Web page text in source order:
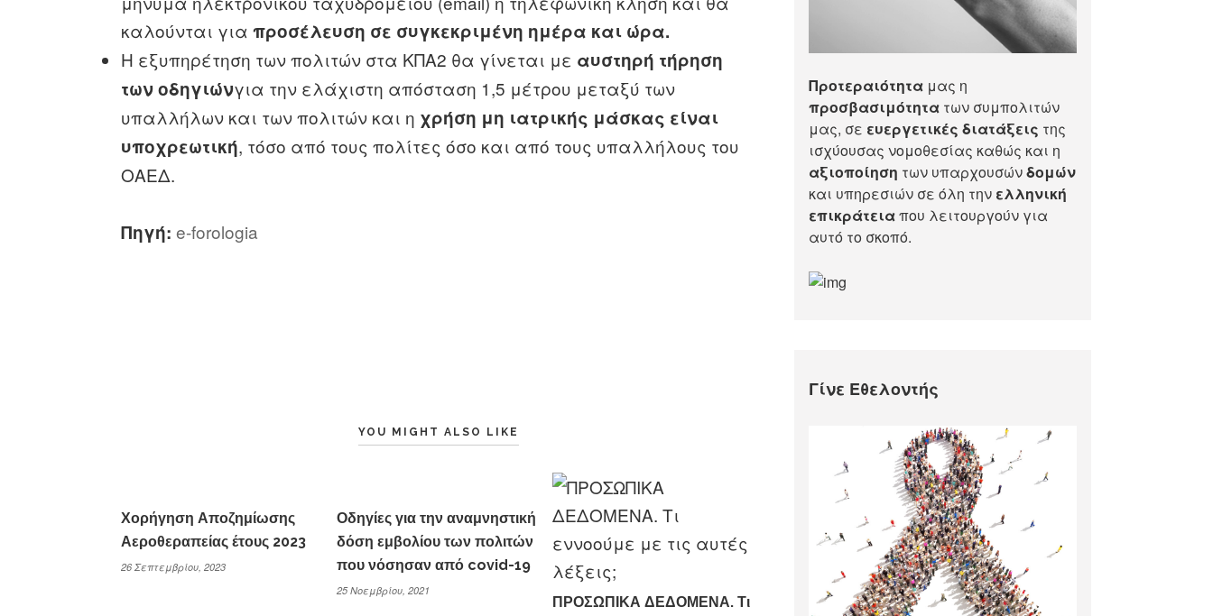
καλούνται γιαπροσέλευση σε συγκεκριμένη ημέρα και ώρα.
Η εξυπηρέτηση των πολιτών στα ΚΠΑ2 θα γίνεται με αυστηρή τήρηση
των οδηγιώνγια την ελάχιστη απόσταση 1,5 μέτρου μεταξύ των
υπαλλήλων και των πολιτών και η χρήση μη ιατρικής μάσκας είναι
υποχρεωτική, τόσο από τους πολίτες όσο και από τους υπαλλήλους του
ΟΑΕΔ.
Πηγή:e-forologia
YOU MIGHT ALSO LIKE
Χορήγηση Αποζημίωσης
Αεροθεραπείας έτους 2023
26 Σεπτεμβρίου, 2023
Οδηγίες για την αναμνηστική
δόση εμβολίου των πολιτών
που νόσησαν από covid-19
25 Νοεμβρίου, 2021
ΠΡΟΣΩΠΙΚΑ ΔΕΔΟΜΕΝΑ. Τι
Προτεραιότητα μας η
προσβασιμότητα των συμπολιτών
μας, σε ευεργετικές διατάξεις της
ισχύουσας νομοθεσίας καθώς και η
αξιοποίηση των υπαρχουσώνδομών
και υπηρεσιών σε όλη την ελληνική
επικράτειαπου λειτουργούν για
αυτό το σκοπό.​
Γίνε Εθελοντής